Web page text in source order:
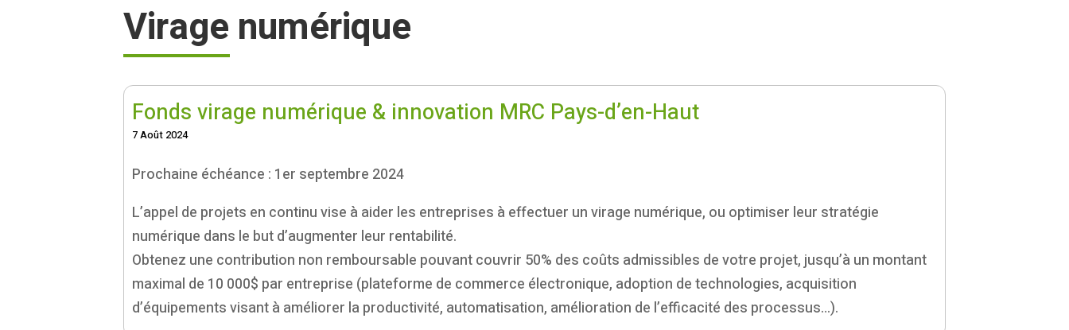
Virage numérique
Fonds virage numérique & innovation MRC Pays-d’en-Haut
7 Août 2024
Prochaine échéance : 1er septembre 2024
L’appel de projets en continu vise à aider les entreprises à effectuer un virage numérique, ou optimiser leur stratégie
numérique dans le but d’augmenter leur rentabilité.
Obtenez une contribution non remboursable pouvant couvrir 50% des coûts admissibles de votre projet, jusqu’à un montant
maximal de 10 000$ par entreprise (plateforme de commerce électronique, adoption de technologies, acquisition
d’équipements visant à améliorer la productivité, automatisation, amélioration de l’efficacité des processus…).